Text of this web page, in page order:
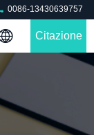
0086-13430639757
Citazione